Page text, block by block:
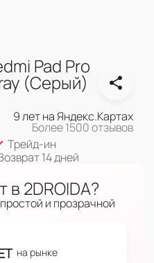
Pad Pro
(Серый)
9 лет на Яндекс.Картах
Более 1500 отзывов
Трейд-ин
14 дней
2DROIDA?
и прозрачной
на рынке